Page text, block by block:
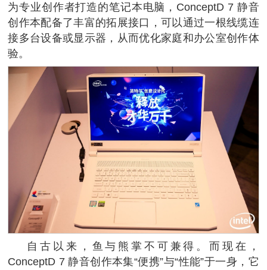
为专业创作者打造的笔记本电脑，ConceptD 7 静音
创作本配备了丰富的拓展接口，可以通过一根线缆连
接多台设备或显示器，从而优化家庭和办公室创作体
验。
自古以来，鱼与熊掌不可兼得。而现在，
ConceptD 7 静音创作本集“便携”与“性能”于一身，它